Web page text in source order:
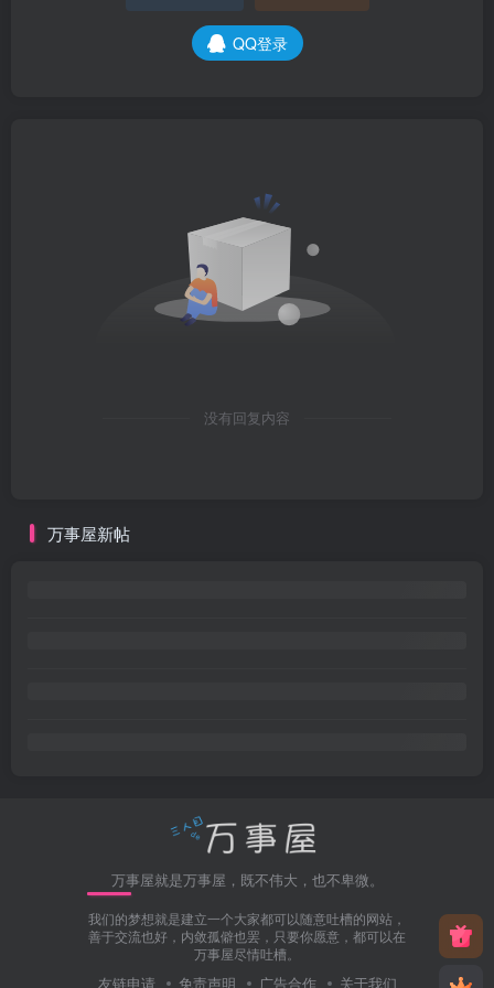
QQ登录
没有回复内容
万事屋新帖
万事屋就是万事屋，既不伟大，也不卑微。
我们的梦想就是建立一个大家都可以随意吐槽的网站，
善于交流也好，内敛孤僻也罢，只要你愿意，都可以在
万事屋尽情吐槽。
友链申请 免责声明 广告合作 关于我们